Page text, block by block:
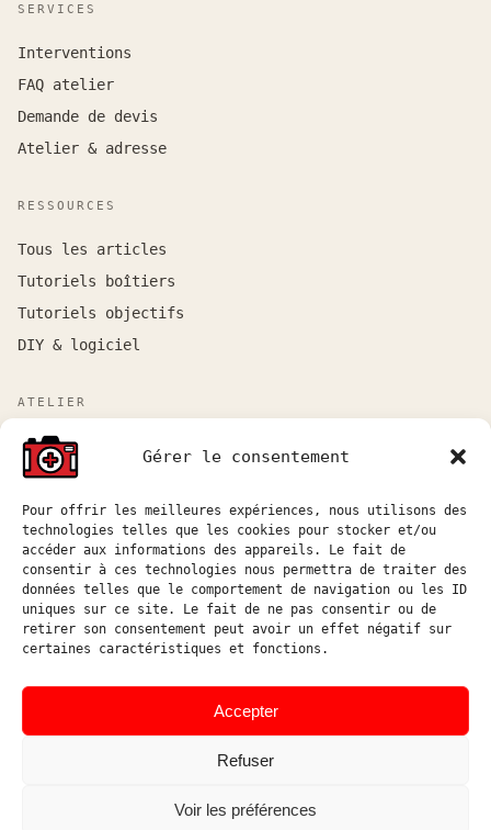
Gérer le consentement
Pour offrir les meilleures expériences, nous utilisons des
technologies telles que les cookies pour stocker et/ou
accéder aux informations des appareils. Le fait de
consentir à ces technologies nous permettra de traiter des
données telles que le comportement de navigation ou les ID
uniques sur ce site. Le fait de ne pas consentir ou de
retirer son consentement peut avoir un effet négatif sur
certaines caractéristiques et fonctions.
Accepter
Refuser
Voir les préférences
SERVICES
Interventions
FAQ atelier
Demande de devis
Atelier & adresse
RESSOURCES
Tous les articles
Tutoriels boîtiers
Tutoriels objectifs
DIY & logiciel
ATELIER
Atelier sur rendez-vous entre Marseille et Aix-en-
Provence.
atelier@hostophoto.fr
À propos de l’atelier
Déposer une demande de devis
Accéder au suivi atelier